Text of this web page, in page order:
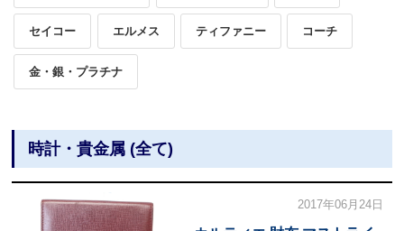
セイコー エルメス ティファニー コーチ
金・銀・プラチナ
時計・貴金属 (全て)
2017年06月24日